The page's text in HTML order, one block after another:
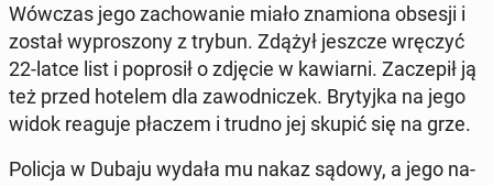
Wówczas jego za­cho­wa­nie miało zna­mio­na obsesji i
został wy­pro­szo­ny z trybun. Zdążył jeszcze wręczyć
22-latce list i po­pro­sił o zdjęcie w ka­wiar­ni. Za­cze­pił ją
też przed hotelem dla za­wod­ni­czek. Bry­tyj­ka na jego
widok reaguje płaczem i trudno jej skupić się na grze.
Policja w Dubaju wydała mu nakaz sądowy, a jego na­